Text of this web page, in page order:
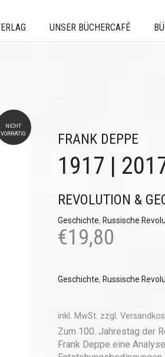
UNSER BÜCHERCAFÉ
NICHT
VORRÄTIG
FRANK DEPPE
1917 |
REVOLUTION &
Geschichte, Russische
€19,80
Geschichte, Russische
inkl. MwSt. zzgl.
Zum 100. Jahrestag der
Frank Deppe eine